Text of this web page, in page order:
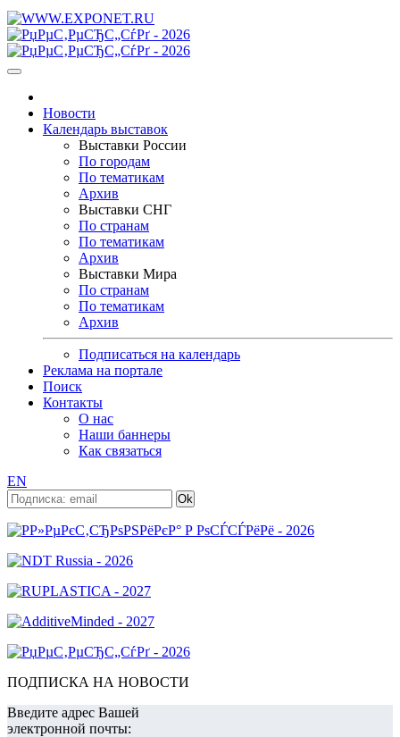
Новости
Календарь выставок
Выставки России
По городам
По тематикам
Архив
Выставки СНГ
По странам
По тематикам
Архив
Выставки Мира
По странам
По тематикам
Архив
Подписаться на календарь
Реклама на портале
Поиск
Контакты
О нас
Наши баннеры
Как связаться
EN
ПОДПИСКА НА НОВОСТИ
Введите адрес Вашей
электронной почты: